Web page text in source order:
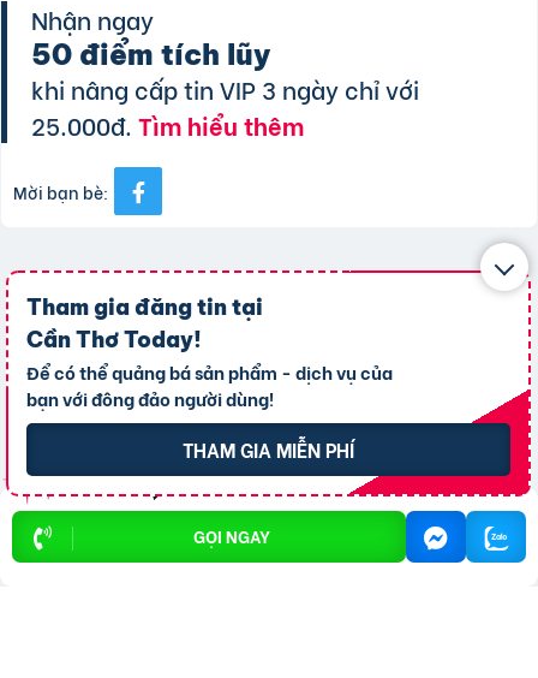
GỌI NGAY
Tham gia đăng tin tại
Cần Thơ Today!
Để có thể quảng bá sản phẩm - dịch vụ của
bạn với đông đảo người dùng!
THAM GIA MIỄN PHÍ
Nhận ngay
50 điểm tích lũy
khi nâng cấp tin VIP 3 ngày chỉ với
25.000đ.Tìm hiểu thêm
Mời bạn bè:
CÂU HỎI THƯỜNG GẶP
Làm thế nào để đăng tin rao vặt trên
Trả lời: Để đăng tin, bạn chỉ cần đăng kí
thành viên, sau khi đăng kí thành công, bạn có
thể đăng tin, tất cả đều miễn phí.